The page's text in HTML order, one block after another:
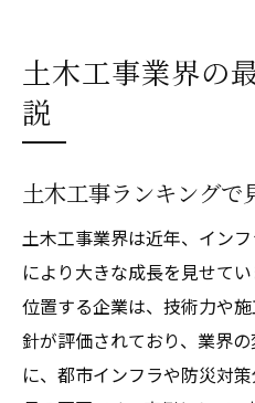
土木工事業界の
説
土木工事ランキングで
土木工事業界は近年、イン
により大きな成長を見せて
位置する企業は、技術力や
針が評価されており、業界
に、都市インフラや防災対